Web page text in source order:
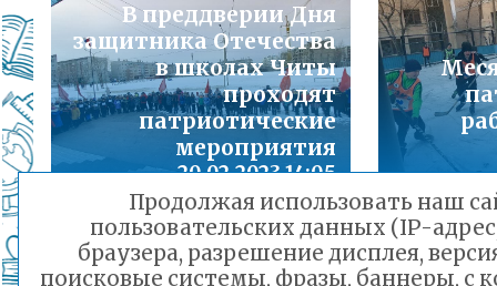
«Горячая линия» для сообщения
находящихся в социально опасной
Подробнее...
Телефон горячей линии по вопросам
проведения государственной итоговой
образовательным программам основного
образования и среднего общего
Подробнее...
Порядок предоставления льготного
В преддверии Дня
защитника Отечества
в школах Читы
проходят
патриотические
мероприятия
20.02.2023 14:05
Руководитель «IT-
Продолжая использовать наш
пользовательских данных (IP-
браузера, разрешение дисплея,
поисковые системы, фразы, баннеры, с